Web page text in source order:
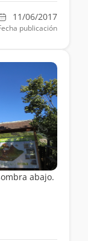
11/06/2017
publicación
abajo.